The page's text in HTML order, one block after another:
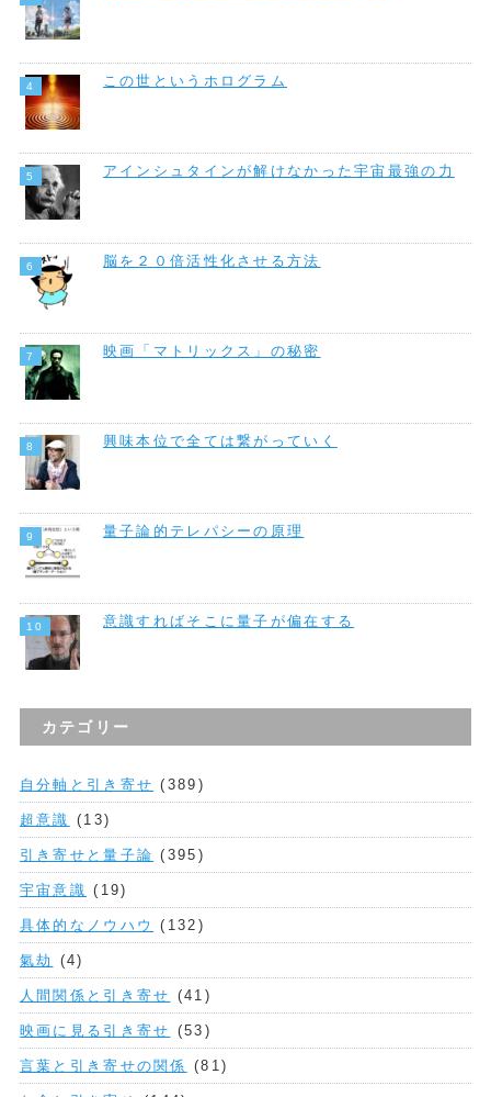
この世というホログラム
アインシュタインが解けなかった宇宙最強の力
脳を２０倍活性化させる方法
映画「マトリックス」の秘密
興味本位で全ては繋がっていく
量子論的テレパシーの原理
意識すればそこに量子が偏在する
カテゴリー
自分軸と引き寄せ (389)
超意識 (13)
引き寄せと量子論 (395)
宇宙意識 (19)
具体的なノウハウ (132)
氣劫 (4)
人間関係と引き寄せ (41)
映画に見る引き寄せ (53)
言葉と引き寄せの関係 (81)